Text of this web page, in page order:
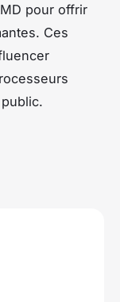
pour offrir
Ces